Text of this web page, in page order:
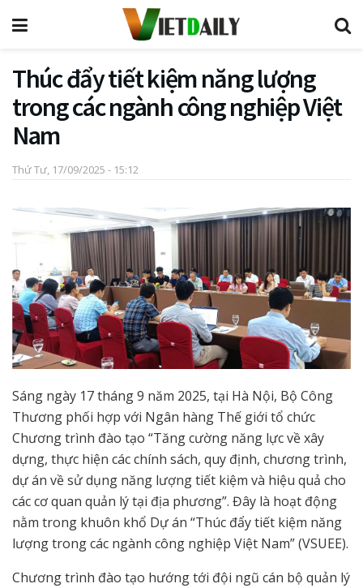
Thúc đẩy tiết kiệm năng lượng
trong các ngành công nghiệp Việt
Nam
Thứ Tư, 17/09/2025 - 15:12
Sáng ngày 17 tháng 9 năm 2025, tại Hà Nội, Bộ Công
Thương phối hợp với Ngân hàng Thế giới tổ chức
Chương trình đào tạo “Tăng cường năng lực về xây
dựng, thực hiện các chính sách, quy định, chương trình,
dự án về sử dụng năng lượng tiết kiệm và hiệu quả cho
các cơ quan quản lý tại địa phương”. Đây là hoạt động
nằm trong khuôn khổ Dự án “Thúc đẩy tiết kiệm năng
lượng trong các ngành công nghiệp Việt Nam” (VSUEE).
Chương trình đào tạo hướng tới đội ngũ cán bộ quản lý